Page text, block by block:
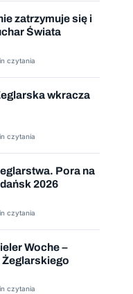
zatrzymuje się i
Świata
czytania
wkracza
czytania
Pora na
2026
czytania
Woche –
czytania